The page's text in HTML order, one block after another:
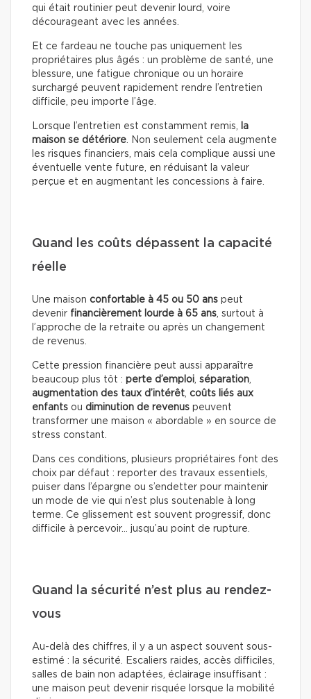
qui était routinier peut devenir lourd, voire
décourageant avec les années.
Et ce fardeau ne touche pas uniquement les
propriétaires plus âgés : un problème de santé, une
blessure, une fatigue chronique ou un horaire
surchargé peuvent rapidement rendre l’entretien
difficile, peu importe l’âge.
Lorsque l’entretien est constamment remis,
la
maison se détériore . Non seulement cela augmente
les risques financiers, mais cela complique aussi une
éventuelle vente future, en réduisant la valeur
perçue et en augmentant les concessions à faire.
Quand les coûts dépassent la capacité
réelle
Une maison confortable à 45 ou 50 ans peut
devenir financièrement lourde à 65 ans , surtout à
l’approche de la retraite ou après un changement
de revenus.
Cette pression financière peut aussi apparaître
beaucoup plus tôt : perte d’emploi séparation
augmentation des taux d’intérêt coûts liés aux
enfants ou diminution de revenus peuvent
transformer une maison « abordable » en source de
stress constant.
Dans ces conditions, plusieurs propriétaires font des
choix par défaut : reporter des travaux essentiels,
puiser dans l’épargne ou s’endetter pour maintenir
un mode de vie qui n’est plus soutenable à long
terme. Ce glissement est souvent progressif, donc
difficile à percevoir… jusqu’au point de rupture.
Quand la sécurité n’est plus au rendez-
vous
Au-delà des chiffres, il y a un aspect souvent sous-
estimé : la sécurité. Escaliers raides, accès difficiles,
salles de bain non adaptées, éclairage insuffisant :
une maison peut devenir risquée lorsque la mobilité